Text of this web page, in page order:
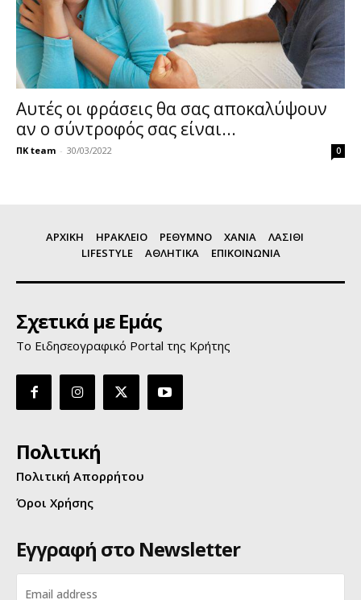
Αυτές οι φράσεις θα σας αποκαλύψουν
αν ο σύντροφός σας είναι...
ΠΚ team - 30/03/2022 0
ΑΡΧΙΚΗ ΗΡΑΚΛΕΙΟ ΡΕΘΥΜΝΟ ΧΑΝΙΑ
ΛΑΣΙΘΙ
LIFESTYLE
ΑΘΛΗΤΙΚΑ ΕΠΙΚΟΙΝΩΝΙΑ
Σχετικά με Εμάς
Το Ειδησεογραφικό Portal της Κρήτης
Πολιτική
Πολιτική Απορρήτου
Όροι Χρήσης
Εγγραφή στο Newsletter